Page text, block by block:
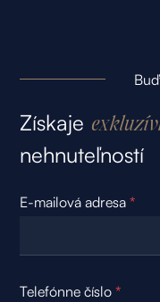
Získaje
nehnuteľností
E-mailová adresa*
Telefónne číslo*